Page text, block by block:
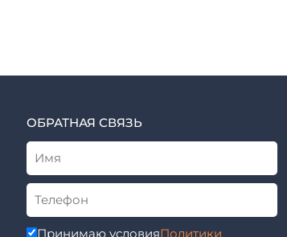
ОБРАТНАЯ СВЯЗЬ
Принимаю условияПолитики